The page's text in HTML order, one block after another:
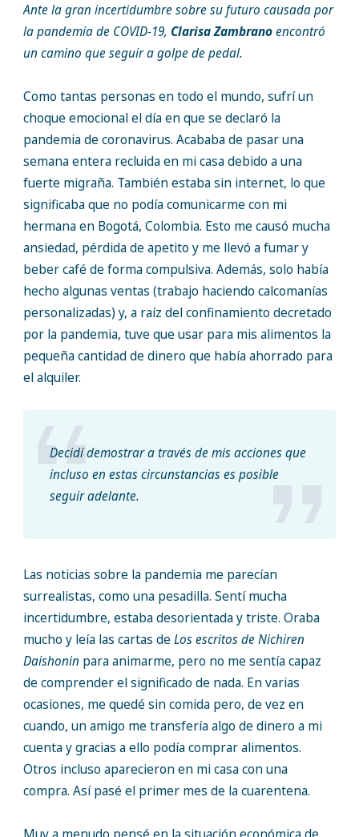
Ante la gran incertidumbre sobre su futuro causada por
la pandemia de COVID-19, Clarisa Zambranoencontró
un camino que seguir a golpe de pedal.
Como tantas personas en todo el mundo, sufrí un
choque emocional el día en que se declaró la
pandemia de coronavirus. Acababa de pasar una
semana entera recluida en mi casa debido a una
fuerte migraña. También estaba sin internet, lo que
significaba que no podía comunicarme con mi
hermana en Bogotá, Colombia. Esto me causó mucha
ansiedad, pérdida de apetito y me llevó a fumar y
beber café de forma compulsiva. Además, solo había
hecho algunas ventas (trabajo haciendo calcomanías
personalizadas) y, a raíz del confinamiento decretado
por la pandemia, tuve que usar para mis alimentos la
pequeña cantidad de dinero que había ahorrado para
el alquiler.
Decidí demostrar a través de mis acciones que
incluso en estas circunstancias es posible
seguir adelante.
Las noticias sobre la pandemia me parecían
surrealistas, como una pesadilla. Sentí mucha
incertidumbre, estaba desorientada y triste. Oraba
mucho y leía las cartas de Los escritos de Nichiren
Daishonin para animarme, pero no me sentía capaz
de comprender el significado de nada. En varias
ocasiones, me quedé sin comida pero, de vez en
cuando, un amigo me transfería algo de dinero a mi
cuenta y gracias a ello podía comprar alimentos.
Otros incluso aparecieron en mi casa con una
compra. Así pasé el primer mes de la cuarentena.